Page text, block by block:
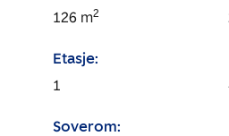
126 m2
Etasje:
1
Soverom: